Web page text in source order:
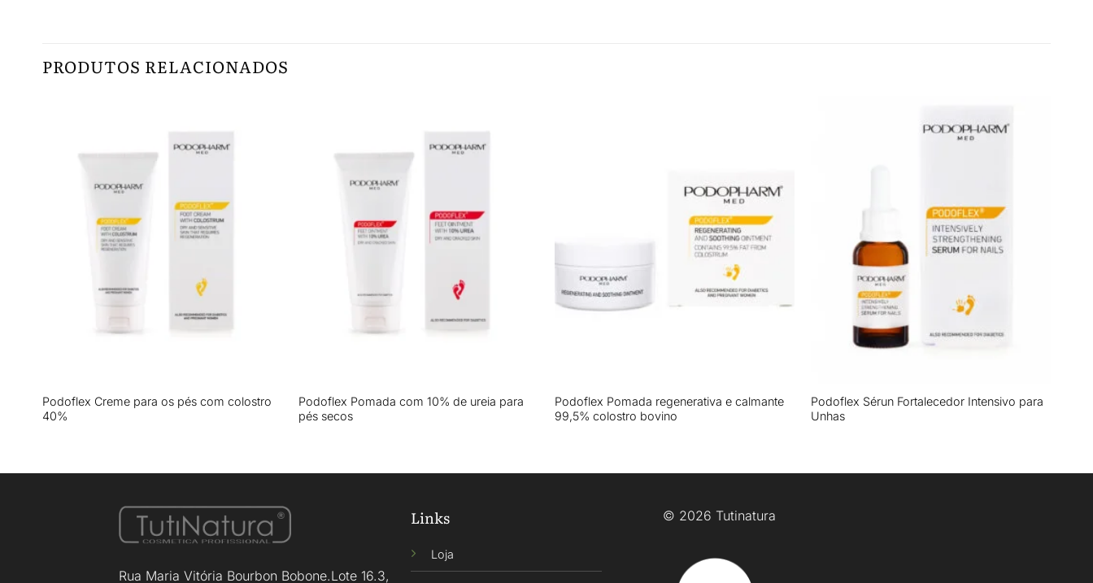
PRODUTOS RELACIONADOS
Podoflex Creme para os pés com colostro
40%
Podoflex Pomada com 10% de ureia para
pés secos
Podoflex Pomada regenerativa e calmante
99,5% colostro bovino
Podoflex Sérun Fortalecedor Intensivo para
Unhas
Rua Maria Vitória Bourbon Bobone.Lote 16.3,
Links
Loja
© 2026 Tutinatura